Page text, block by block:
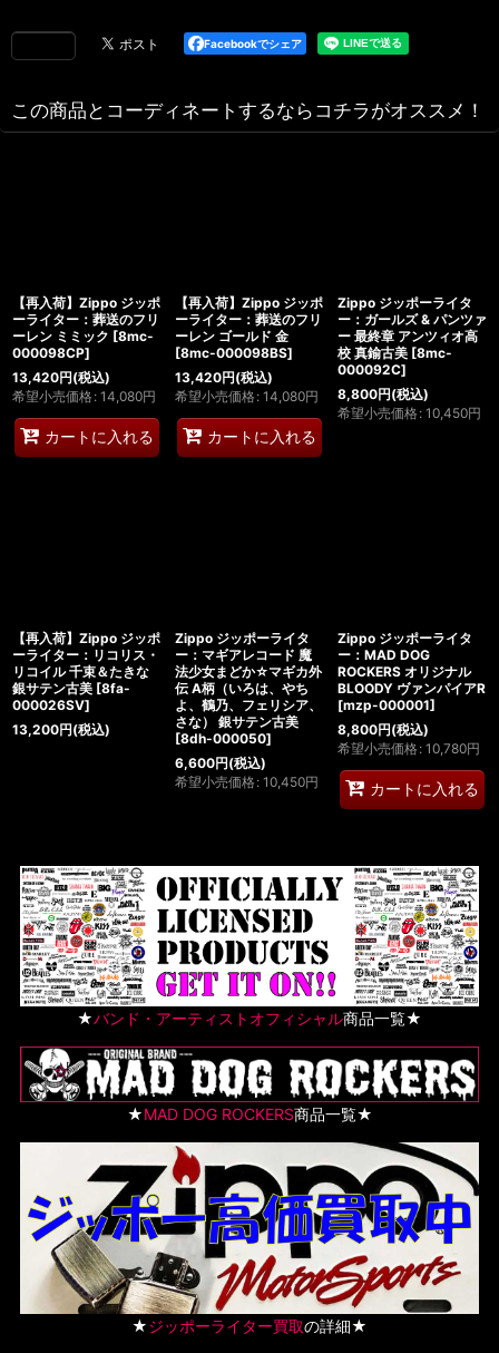
Facebookでシェア
この商品とコーディネートするならコチラがオススメ！
【再入荷】Zippo ジッポ
ーライター：葬送のフリ
ーレン ミミック [8mc-
000098CP]
13,420円(税込)
希望小売価格 : 14,080円
カートに入れる
【再入荷】Zippo ジッポ
ーライター：葬送のフリ
ーレン ゴールド 金
[8mc-000098BS]
13,420円(税込)
希望小売価格 : 14,080円
カートに入れる
Zippo ジッポーライタ
ー：ガールズ & パンツァ
ー 最終章 アンツィオ高
校 真鍮古美 [8mc-
000092C]
8,800円(税込)
希望小売価格 : 10,450円
【再入荷】Zippo ジッポ
ーライター：リコリス・
リコイル 千束＆たきな
銀サテン古美 [8fa-
000026SV]
13,200円(税込)
Zippo ジッポーライタ
ー：マギアレコード 魔
法少女まどか☆マギカ外
伝 A柄（いろは、やち
よ、鶴乃、フェリシア、
さな） 銀サテン古美
[8dh-000050]
6,600円(税込)
希望小売価格 : 10,450円
Zippo ジッポーライタ
ー：MAD DOG
ROCKERS オリジナル
BLOODY ヴァンパイアR
[mzp-000001]
8,800円(税込)
希望小売価格 : 10,780円
カートに入れる
★バンド・アーティストオフィシャル商品一覧★
★MAD DOG ROCKERS商品一覧★
★ジッポーライター買取の詳細★